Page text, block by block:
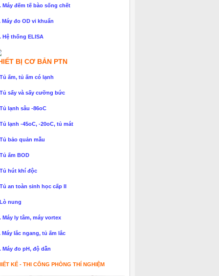
Máy đếm tế bào sống chết
Máy đo OD vi khuẩn
Hệ thống ELISA
BỊ CƠ BẢN PTN
ấm, tủ ấm có lạnh
sấy và sấy cưỡng bức
lạnh sâu -86oC
lạnh -45oC, -20oC, tủ mát
bảo quản mẫu
ấm BOD
hút khí độc
an toàn sinh học cấp II
nung
Máy ly tâm, máy vortex
Máy lắc ngang, tủ ấm lắc
Máy đo pH, độ dẫn
KẾ - THI CÔNG PHÒNG THÍ NGHIỆM